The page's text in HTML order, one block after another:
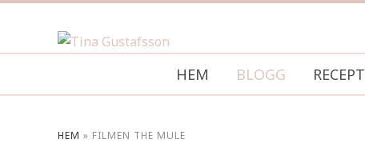
HEM BLOGG RECEPT
HEM » FILMEN THE MULE